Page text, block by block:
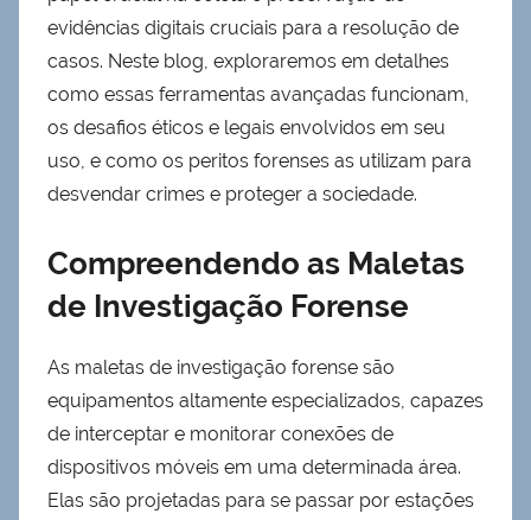
evidências digitais cruciais para a resolução de
casos. Neste blog, exploraremos em detalhes
como essas ferramentas avançadas funcionam,
os desafios éticos e legais envolvidos em seu
uso, e como os peritos forenses as utilizam para
desvendar crimes e proteger a sociedade.
Compreendendo as Maletas
de Investigação Forense
As maletas de investigação forense são
equipamentos altamente especializados, capazes
de interceptar e monitorar conexões de
dispositivos móveis em uma determinada área.
Elas são projetadas para se passar por estações